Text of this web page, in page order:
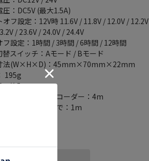
圧：DC5V (最大1.5A)
オフ設定：12V時 11.6V / 11.8V / 12.0V / 12.2V
/ 23.6V / 24.0V / 24.4V
フ設定：1時間 / 3時間 / 6時間 / 12時間
替スイッチ：Aモード / Bモード
法(W×H×D)：45mm×70mm×22mm
195g
：約5m
体 → ドライブレコーダー：4m
体 → 車両電源まで：1m